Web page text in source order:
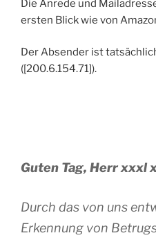
Die Anrede und
ersten Blick wie von
Der Absender ist
([200.6.154.71]).
Guten Tag, Herr xxxl
Durch das von uns
Erkennung von